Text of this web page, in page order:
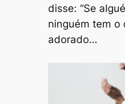
disse: “Se
ninguém tem o
adorado…